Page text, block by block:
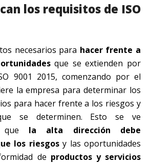
los requisitos de ISO
necesarios para hacer frente a
que se extienden por
9001 2015, comenzando por el
la empresa para determinar los
para hacer frente a los riesgos y
se determinen. Esto se ve
que la alta dirección debe
los riesgosy las oportunidades
de productos y servicios